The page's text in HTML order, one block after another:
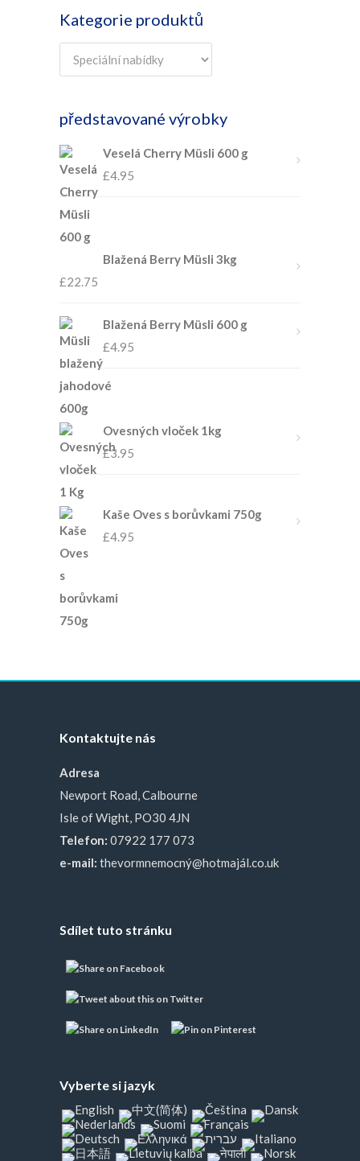
Kategorie produktů
představované výrobky
Veselá Cherry Müsli 600 g
£4.95
Blažená Berry Müsli 3kg
£22.75
Blažená Berry Müsli 600 g
£4.95
Ovesných vloček 1kg
£3.95
Kaše Oves s borůvkami 750g
£4.95
Kontaktujte nás
Adresa
Newport Road, Calbourne
Isle of Wight, PO30 4JN
Telefon: 07922 177 073
e-mail: thevormnemocný@hotmajál.co.uk
Sdílet tuto stránku
Vyberte si jazyk